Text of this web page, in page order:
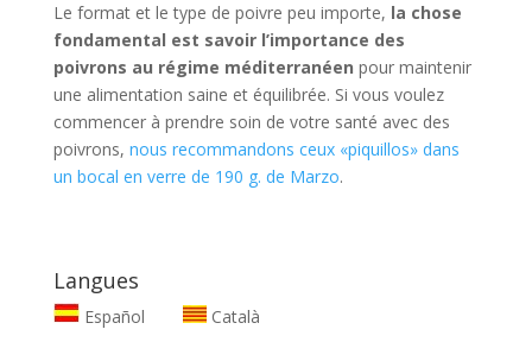
Le format et le type de poivre peu importe, la chose
fondamental est savoir l’importance des
poivrons au régime méditerranéen pour maintenir
une alimentation saine et équilibrée. Si vous voulez
commencer à prendre soin de votre santé avec des
poivrons, nous recommandons ceux «piquillos» dans
un bocal en verre de 190 g. de Marzo.
Langues
Español Català